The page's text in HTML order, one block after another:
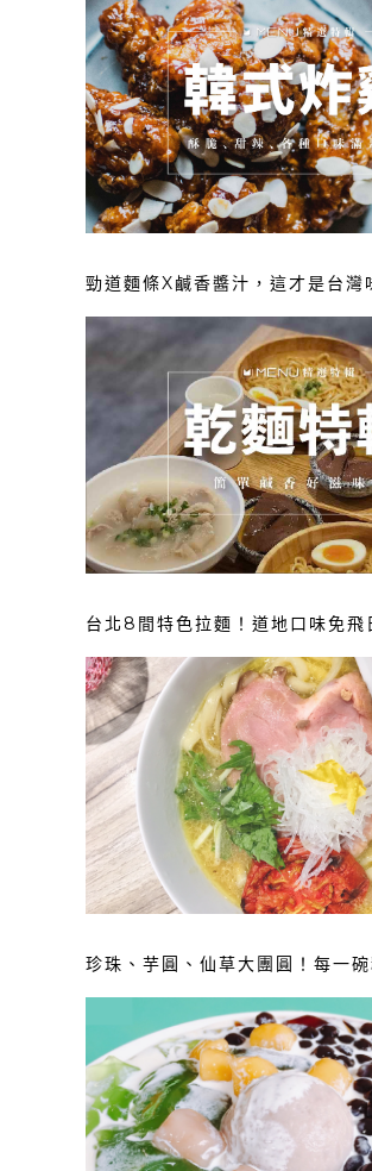
勁道麵條X鹹香醬汁，這才是台灣
台北8間特色拉麵！道地口味免飛
珍珠、芋圓、仙草大團圓！每一